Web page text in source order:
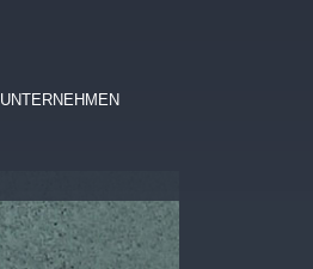
UNTERNEHMEN